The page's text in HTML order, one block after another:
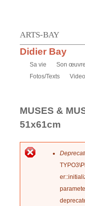
ARTS-BAY
Didier Bay
Sa vie Son œuvre
Fotos/Texts
Video
MUSES &
51x61cm